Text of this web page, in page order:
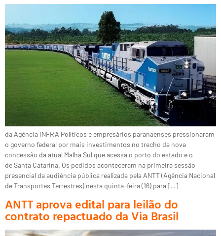
da Agência iNFRA Políticos e empresários paranaenses pressionaram
o governo federal por mais investimentos no trecho da nova
concessão da atual Malha Sul que acessa o porto do estado e o
de Santa Catarina. Os pedidos aconteceram na primeira sessão
presencial da audiência pública realizada pela ANTT (Agência Nacional
de Transportes Terrestres) nesta quinta-feira (16) para […]
ANTT aprova edital para leilão do
contrato repactuado da Via Brasil